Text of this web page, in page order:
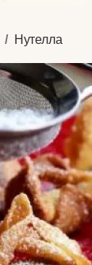
Нутелла